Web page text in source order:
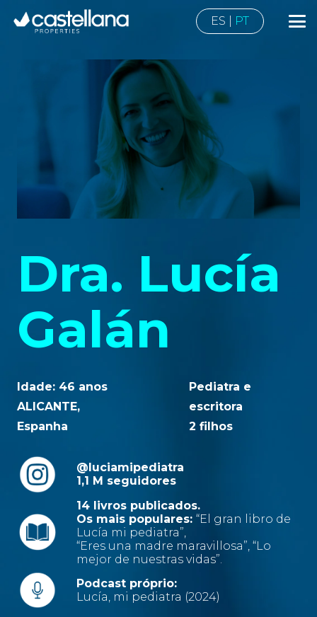
ES PT
Dra. Lucía
Galán
Idade: 46 anos
ALICANTE,
Espanha
Pediatra e
escritora
2 filhos
@luciamipediatra
1,1 M seguidores
14 livros publicados.
Os mais populares: “El gran libro de
Lucía mi pediatra”,
“Eres una madre maravillosa”, “Lo
mejor de nuestras vidas”.
Podcast próprio:
Lucía, mi pediatra (2024)